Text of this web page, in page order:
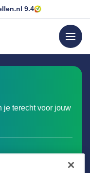
9.4
menu
je terecht voor jouw